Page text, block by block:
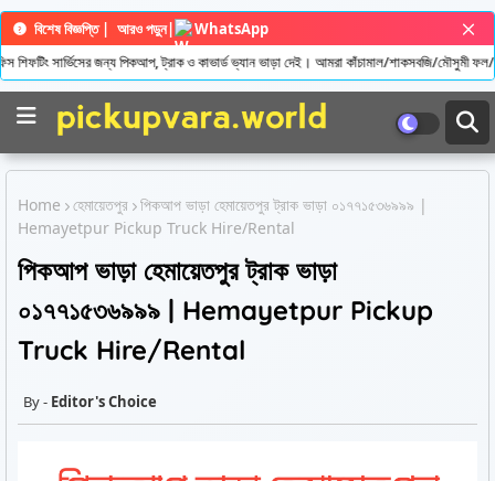
বিশেষ বিজ্ঞপ্তি | আরও পড়ুন|
WhatsApp
সার্ভিসের জন্য পিকআপ, ট্রাক ও কাভার্ড ভ্যান ভাড়া দেই। আমরা কাঁচামাল/শাকসবজি/মৌসুমী ফল/
Home হেমায়েতপুর পিকআপ ভাড়া হেমায়েতপুর ট্রাক ভাড়া ০১৭৭১৫৩৬৯৯৯ |
Hemayetpur Pickup Truck Hire/Rental
পিকআপ ভাড়া হেমায়েতপুর ট্রাক ভাড়া
০১৭৭১৫৩৬৯৯৯ | Hemayetpur Pickup
Truck Hire/Rental
Editor's Choice